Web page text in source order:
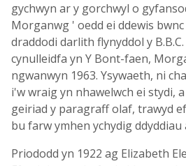
gychwyn ar y gorchwyl o
Morganwg ' oedd ei ddewis
draddodi darlith flynyddol y
cynulleidfa yn Y Bont-faen,
ngwanwyn 1963. Ysywaeth, ni
i'w wraig yn nhawelwch ei stydi,
geiriad y paragraff olaf, trawyd
bu farw ymhen ychydig ddyddiau
Priododd yn 1922 ag Elizabeth